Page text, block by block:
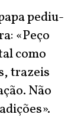
pediu-
«Peço
como
trazeis
Não